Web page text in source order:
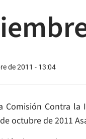
de 2011 - 13:04
Comisión Contra la
octubre de 2011